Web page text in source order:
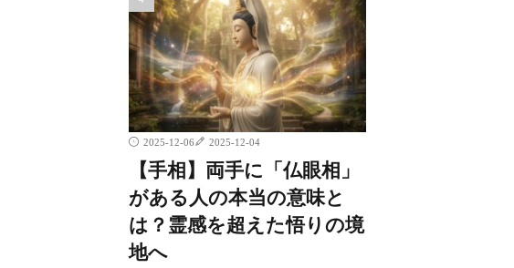
2025-12-06 2025-12-04
【手相】両手に「仏眼相」
がある人の本当の意味と
は？霊感を超えた悟りの境
地へ